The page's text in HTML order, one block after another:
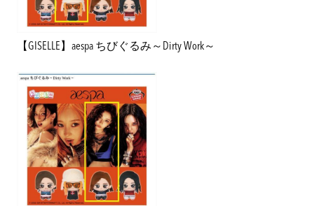
【GISELLE】aespa ちびぐるみ～Dirty Work～